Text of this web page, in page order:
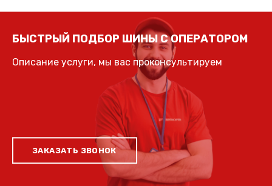
БЫСТРЫЙ ПОДБОР ШИНЫ С ОПЕРАТОРОМ
Описание услуги, мы вас проконсультируем
ЗАКАЗАТЬ ЗВОНОК